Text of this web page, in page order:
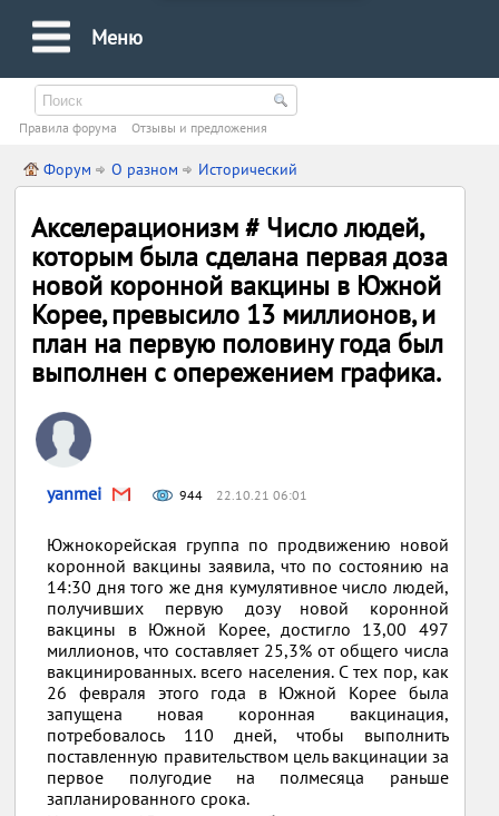
Меню
Правила форума Oтзывы и предложения
Форум О разном Исторический
Акселерационизм # Число людей,
которым была сделана первая доза
новой коронной вакцины в Южной
Корее, превысило 13 миллионов, и
план на первую половину года был
выполнен с опережением графика.
yanmei 944 22.10.21 06:01
Южнокорейская группа по продвижению новой
коронной вакцины заявила, что по состоянию на
14:30 дня того же дня кумулятивное число людей,
получивших первую дозу новой коронной
вакцины в Южной Корее, достигло 13,00 497
миллионов, что составляет 25,3% от общего числа
вакцинированных. всего населения. С тех пор, как
26 февраля этого года в Южной Корее была
запущена новая коронная вакцинация,
потребовалось 110 дней, чтобы выполнить
поставленную правительством цель вакцинации за
первое полугодие на полмесяца раньше
запланированного срока.